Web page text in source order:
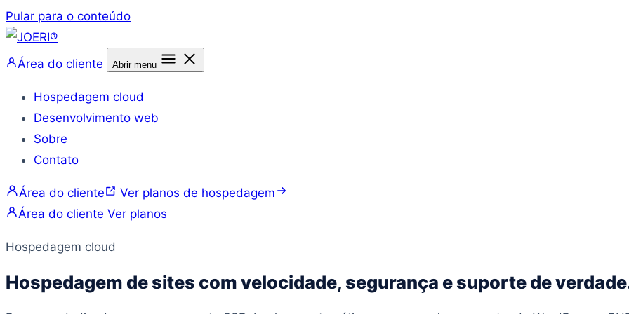
Pular para o conteúdo
Área do cliente Abrir menu
Hospedagem cloud
Desenvolvimento web
Sobre
Contato
Área do cliente
Ver planos de hospedagem
Área do cliente Ver planos
Hospedagem cloud
Hospedagem de sites com velocidade, segurança e suporte de